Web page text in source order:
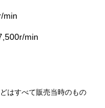
min
min
はすべて販売当時のもの